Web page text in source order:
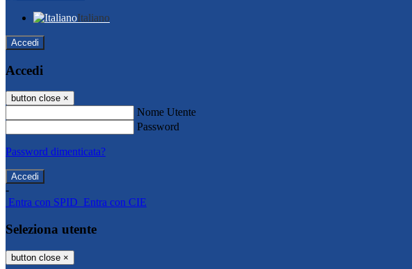
Italiano
Accedi
Accedi
button close ×
Nome Utente
Password
Password dimenticata?
-
Entra con SPID Entra con CIE
Seleziona utente
button close ×